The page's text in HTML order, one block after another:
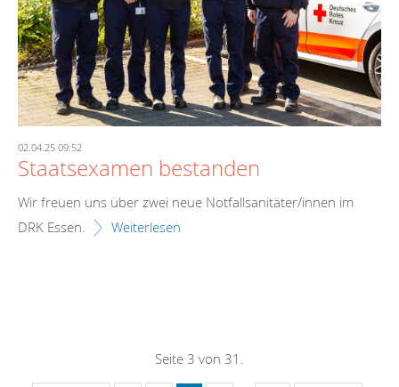
02.04.25 09:52
Staatsexamen bestanden
Wir freuen uns über zwei neue Notfallsanitäter/innen im
DRK Essen.
Weiterlesen
Seite 3 von 31.